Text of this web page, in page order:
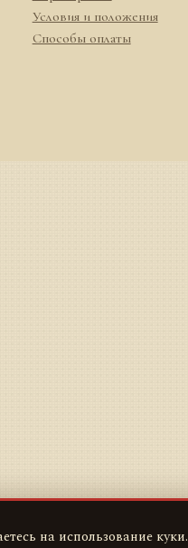
Условия и положения
Способы оплаты
на использование куки.